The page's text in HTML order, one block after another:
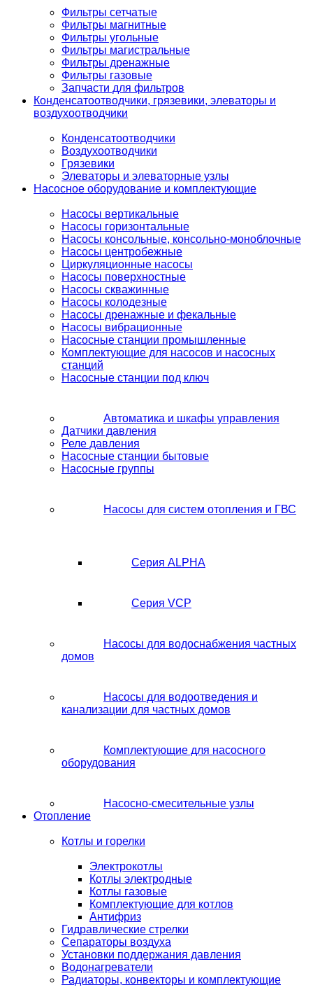
Фильтры сетчатые
Фильтры магнитные
Фильтры угольные
Фильтры магистральные
Фильтры дренажные
Фильтры газовые
Запчасти для фильтров
Конденсатоотводчики, грязевики, элеваторы и
воздухоотводчики
Конденсатоотводчики
Воздухоотводчики
Грязевики
Элеваторы и элеваторные узлы
Насосное оборудование и комплектующие
Насосы вертикальные
Насосы горизонтальные
Насосы консольные, консольно-моноблочные
Насосы центробежные
Циркуляционные насосы
Насосы поверхностные
Насосы скважинные
Насосы колодезные
Насосы дренажные и фекальные
Насосы вибрационные
Насосные станции промышленные
Комплектующие для насосов и насосных
станций
Насосные станции под ключ
Автоматика и шкафы управления
Датчики давления
Реле давления
Насосные станции бытовые
Насосные группы
Насосы для систем отопления и ГВС
Серия ALPHA
Серия VCP
Насосы для водоснабжения частных
домов
Насосы для водоотведения и
канализации для частных домов
Комплектующие для насосного
оборудования
Насосно-смесительные узлы
Отопление
Котлы и горелки
Электрокотлы
Котлы электродные
Котлы газовые
Комплектующие для котлов
Антифриз
Гидравлические стрелки
Сепараторы воздуха
Установки поддержания давления
Водонагреватели
Радиаторы, конвекторы и комплектующие